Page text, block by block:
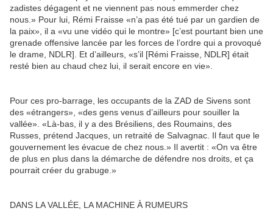
zadistes dégagent et ne viennent pas nous emmerder chez
nous.» Pour lui, Rémi Fraisse «n’a pas été tué par un gardien de
la paix», il a «vu une vidéo qui le montre» [c’est pourtant bien une
grenade offensive lancée par les forces de l’ordre qui a provoqué
le drame, NDLR]. Et d’ailleurs, «s’il [Rémi Fraisse, NDLR] était
resté bien au chaud chez lui, il serait encore en vie».
Pour ces pro-barrage, les occupants de la ZAD de Sivens sont
des «étrangers», «des gens venus d’ailleurs pour souiller la
vallée». «Là-bas, il y a des Brésiliens, des Roumains, des
Russes, prétend Jacques, un retraité de Salvagnac. Il faut que le
gouvernement les évacue de chez nous.» Il avertit : «On va être
de plus en plus dans la démarche de défendre nos droits, et ça
pourrait créer du grabuge.»
DANS LA VALLÉE, LA MACHINE À RUMEURS